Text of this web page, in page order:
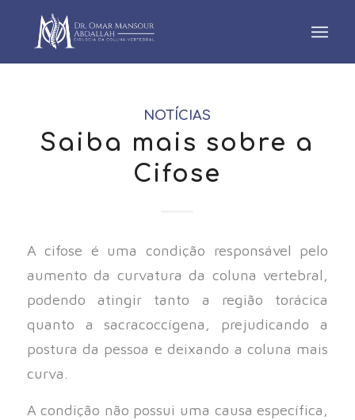
NOTÍCIAS
Saiba mais sobre a
Cifose
A cifose é uma condição responsável pelo
aumento da curvatura da coluna vertebral,
podendo atingir tanto a região torácica
quanto a sacracoccígena, prejudicando a
postura da pessoa e deixando a coluna mais
curva.
A condição não possui uma causa específica,